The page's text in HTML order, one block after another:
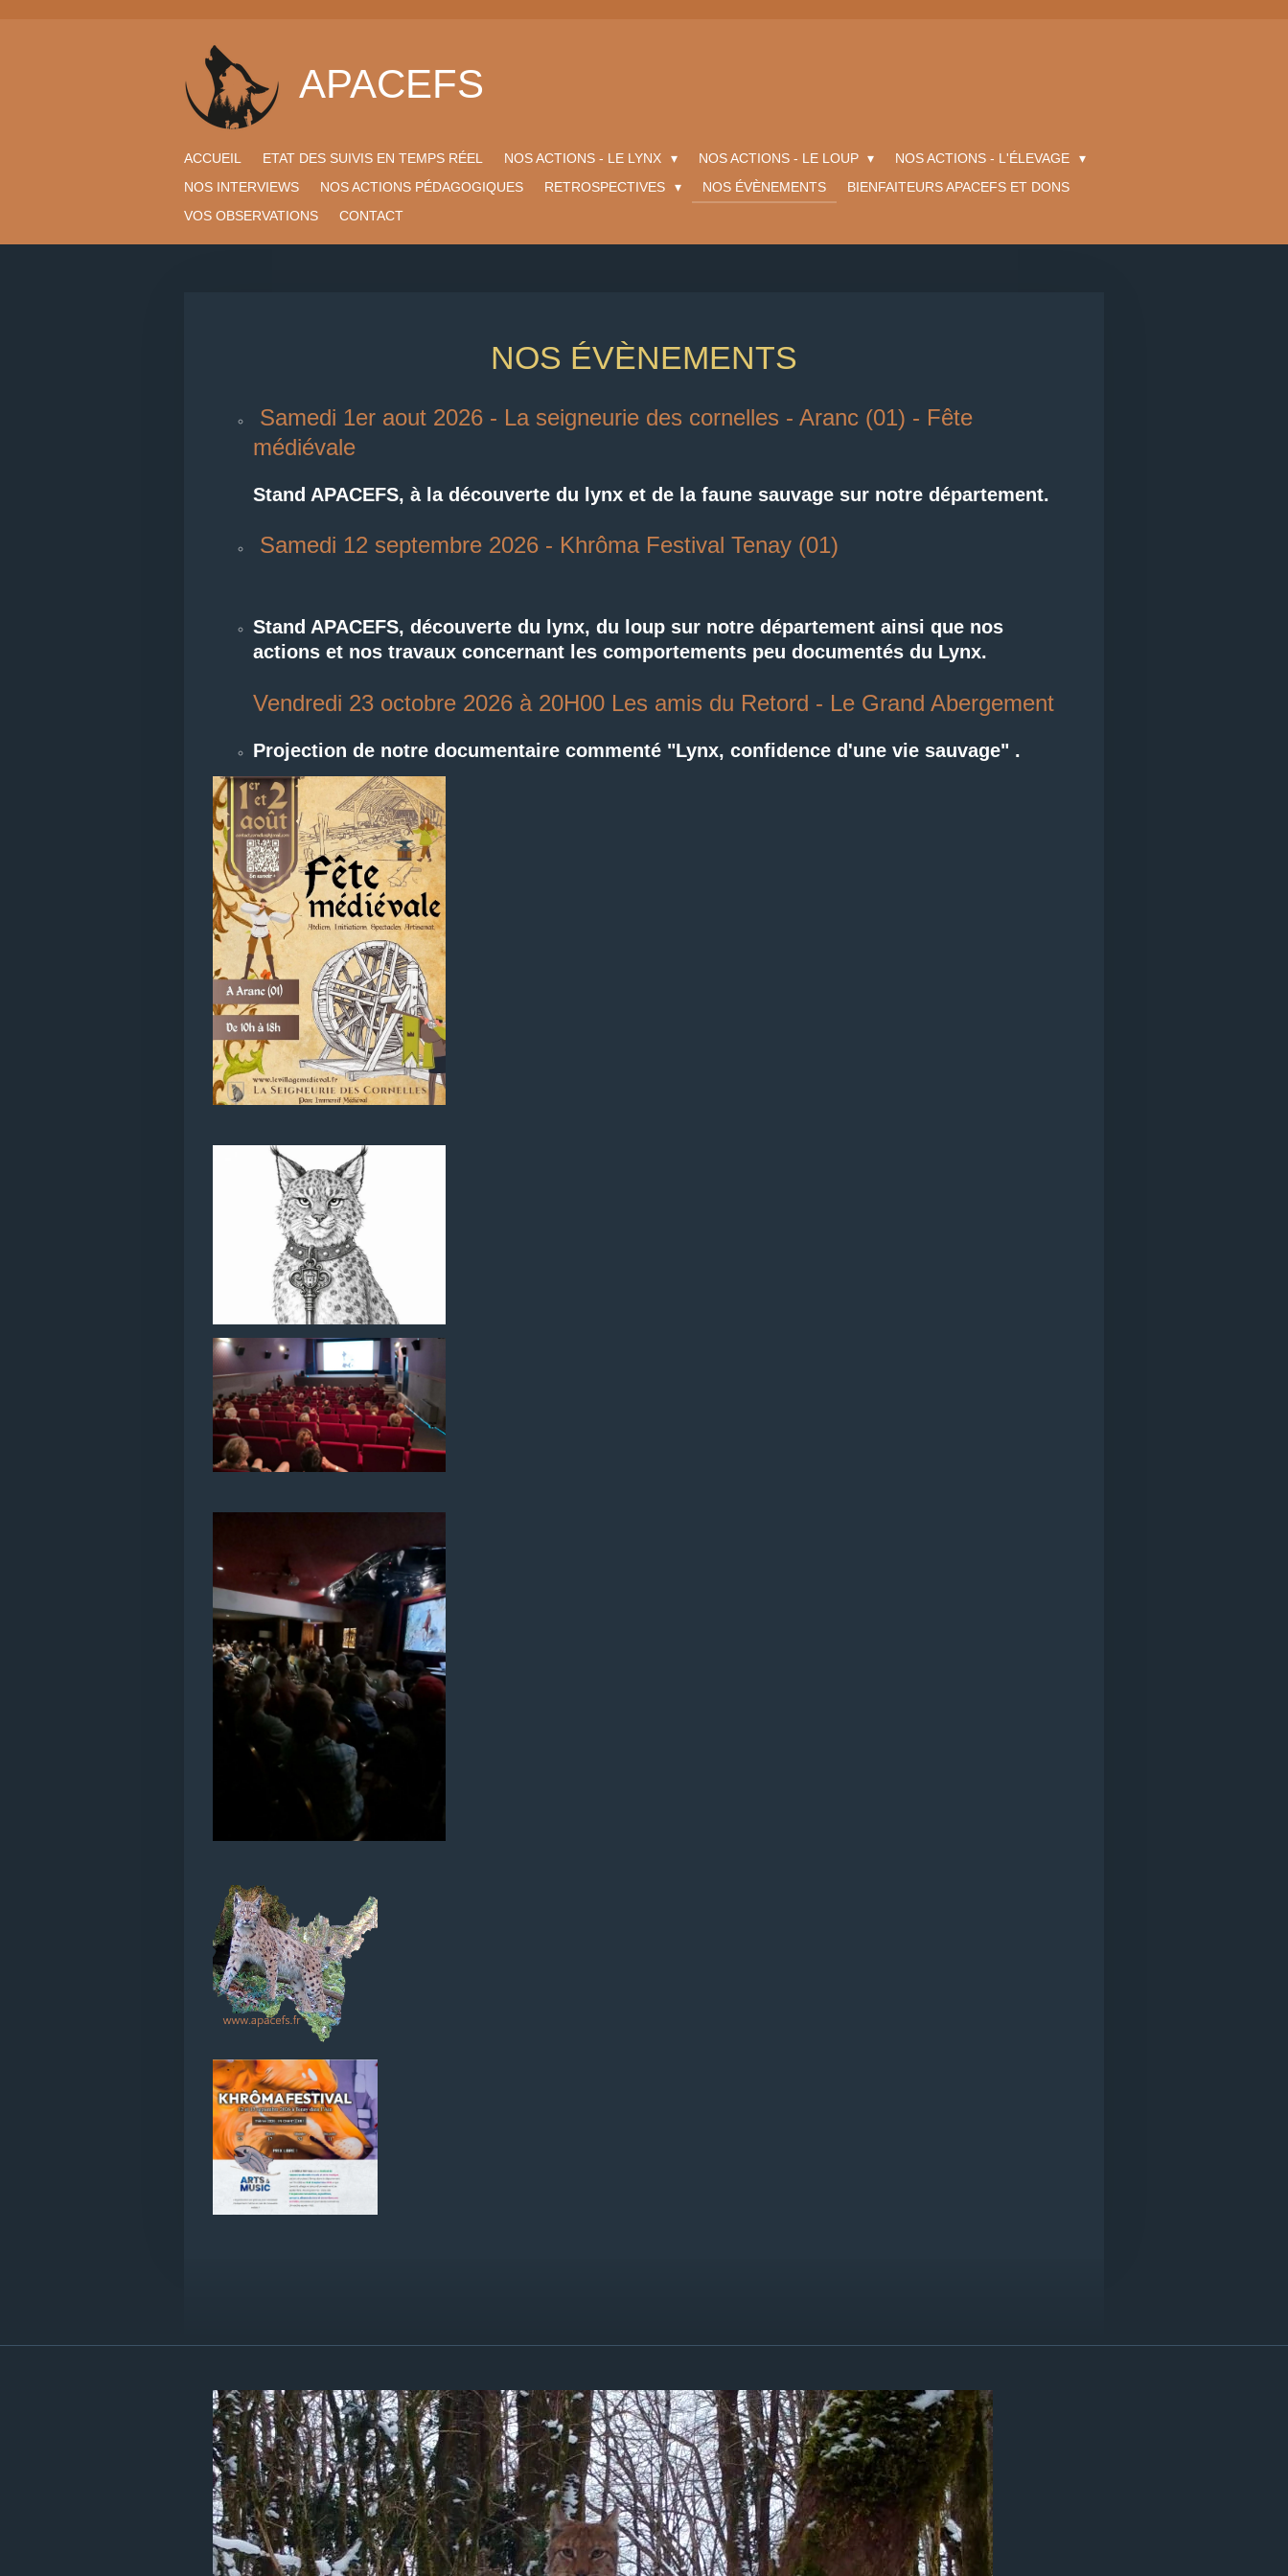
APACEFS
ACCUEIL ETAT DES SUIVIS EN TEMPS RÉEL NOS ACTIONS - LE LYNX NOS ACTIONS - LE LOUP
NOS ACTIONS - L'ÉLEVAGE
NOS INTERVIEWS
NOS ACTIONS PÉDAGOGIQUES RETROSPECTIVES NOS ÉVÈNEMENTS
BIENFAITEURS APACEFS ET DONS
VOS OBSERVATIONS
CONTACT
NOS ÉVÈNEMENTS
Samedi 1er aout 2026 - La seigneurie des cornelles - Aranc (01) - Fête
médiévale
Stand APACEFS, à la découverte du lynx et de la faune sauvage sur notre département.
Samedi 12 septembre 2026 - Khrôma Festival Tenay (01)
Stand APACEFS, découverte du lynx, du loup sur notre département ainsi que nos
actions et nos travaux concernant les comportements peu documentés du Lynx.
Vendredi 23 octobre 2026 à 20H00 Les amis du Retord - Le Grand Abergement
Projection de notre documentaire commenté "Lynx, confidence d'une vie sauvage" .